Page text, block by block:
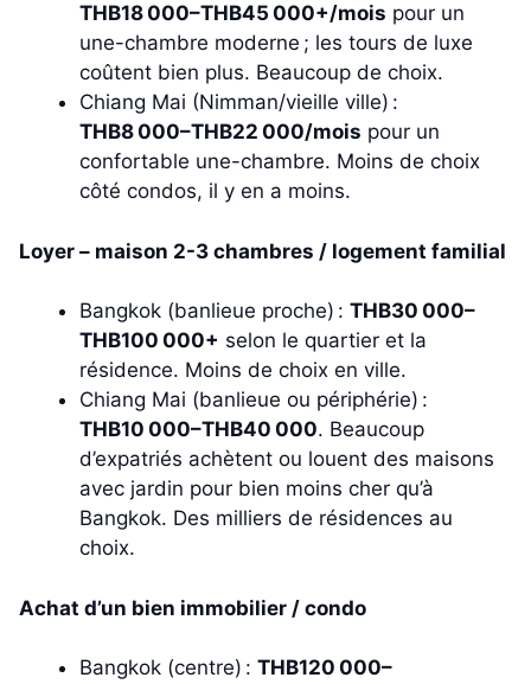
THB18 000–THB45 000+/mois pour un
une-chambre moderne ; les tours de luxe
coûtent bien plus. Beaucoup de choix.
Chiang Mai (Nimman/vieille ville) :
THB8 000–THB22 000/mois pour un
confortable une-chambre. Moins de choix
côté condos, il y en a moins.
Loyer – maison 2-3 chambres / logement familial
Bangkok (banlieue proche) : THB30 000–
THB100 000+ selon le quartier et la
résidence. Moins de choix en ville.
Chiang Mai (banlieue ou périphérie) :
THB10 000–THB40 000. Beaucoup
d’expatriés achètent ou louent des maisons
avec jardin pour bien moins cher qu’à
Bangkok. Des milliers de résidences au
choix.
Achat d’un bien immobilier / condo
Bangkok (centre) : THB120 000–